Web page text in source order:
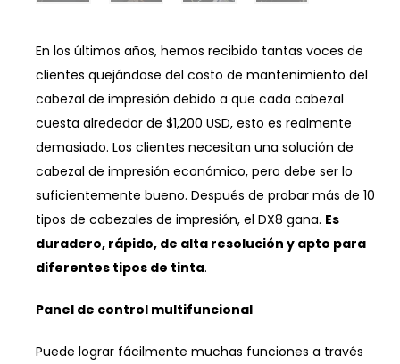
En los últimos años, hemos recibido tantas voces de
clientes quejándose del costo de mantenimiento del
cabezal de impresión debido a que cada cabezal
cuesta alrededor de $1,200 USD, esto es realmente
demasiado. Los clientes necesitan una solución de
cabezal de impresión económico, pero debe ser lo
suficientemente bueno. Después de probar más de 10
tipos de cabezales de impresión, el DX8 gana. Es
duradero, rápido, de alta resolución y apto para
diferentes tipos de tinta.
Panel de control multifuncional
Puede lograr fácilmente muchas funciones a través